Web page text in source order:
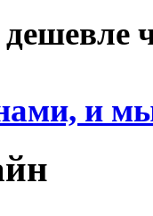
и